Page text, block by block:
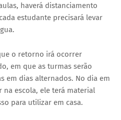
haverá distanciamento
estudante precisará levar
o retorno irá ocorrer
em que as turmas serão
em dias alternados. No dia em
na escola, ele terá material
para utilizar em casa.